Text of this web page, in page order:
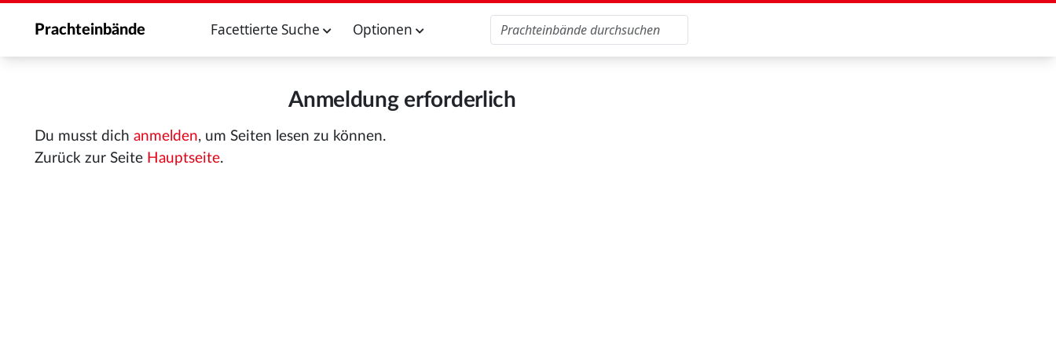
Prachteinbände Facettierte Suche Optionen
Anmeldung erforderlich
Du musst dich anmelden, um Seiten lesen zu können.
Zurück zur Seite Hauptseite.